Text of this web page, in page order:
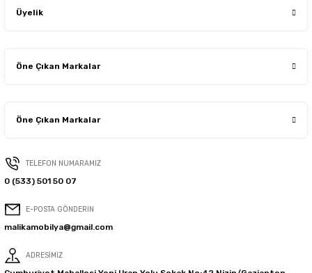
Üyelik
Öne Çıkan Markalar
Öne Çıkan Markalar
TELEFON NUMARAMIZ
0 (533) 501 50 07
E-POSTA GÖNDERİN
malikamobilya@gmail.com
ADRESİMİZ